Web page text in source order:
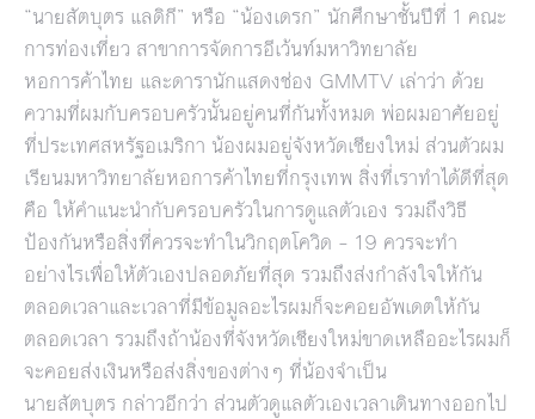
“นายสัตบุตร แลดิกี” หรือ “น้องเดรก” นักศึกษาชั้นปีที่ 1 คณะ
การท่องเที่ยว สาขาการจัดการอีเว้นท์มหาวิทยาลัย
หอการค้าไทย และดารานักแสดงช่อง GMMTV เล่าว่า ด้วย
ความที่ผมกับครอบครัวนั้นอยู่คนที่กันทั้งหมด พ่อผมอาศัยอยู่
ที่ประเทศสหรัฐอเมริกา น้องผมอยู่จังหวัดเชียงใหม่ ส่วนตัวผม
เรียนมหาวิทยาลัยหอการค้าไทยที่กรุงเทพ สิ่งที่เราทำได้ดีที่สุด
คือ ให้คำแนะนำกับครอบครัวในการดูแลตัวเอง รวมถึงวิธี
ป้องกันหรือสิ่งที่ควรจะทำในวิกฤตโควิด – 19 ควรจะทำ
อย่างไรเพื่อให้ตัวเองปลอดภัยที่สุด รวมถึงส่งกำลังใจให้กัน
ตลอดเวลาและเวลาที่มีข้อมูลอะไรผมก็จะคอยอัพเดตให้กัน
ตลอดเวลา รวมถึงถ้าน้องที่จังหวัดเชียงใหม่ขาดเหลืออะไรผมก็
จะคอยส่งเงินหรือส่งสิ่งของต่างๆ ที่น้องจำเป็น
นายสัตบุตร กล่าวอีกว่า ส่วนตัวดูแลตัวเองเวลาเดินทางออกไป